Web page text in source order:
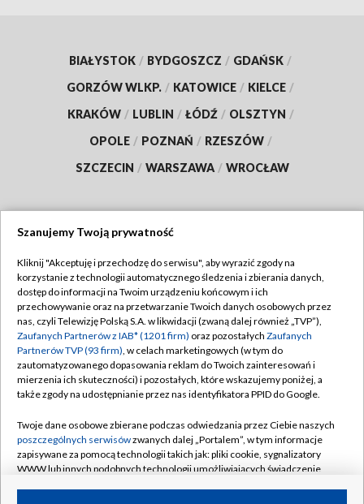
BIAŁYSTOK / BYDGOSZCZ / GDAŃSK /
GORZÓW WLKP. / KATOWICE / KIELCE /
KRAKÓW / LUBLIN / ŁÓDŹ / OLSZTYN /
OPOLE / POZNAŃ / RZESZÓW /
SZCZECIN / WARSZAWA / WROCŁAW
TVP
Abonament TVP
Emisja w TVP
Centrum informacji TVP
Naziemna Telewizja Cyfrowa
Rada Programowa
System NOS
Informacje o nadawcy
Regulamin TVP
Polityka prywatności
Moje zgody
Pomoc
Kontakt
Kanały
Szanujemy Twoją prywatność
Kliknij "Akceptuję i przechodzę do serwisu", aby wyrazić zgody na
korzystanie z technologii automatycznego śledzenia i zbierania danych,
dostęp do informacji na Twoim urządzeniu końcowym i ich
przechowywanie oraz na przetwarzanie Twoich danych osobowych przez
nas, czyli Telewizję Polską S.A. w likwidacji (zwaną dalej również „TVP”),
Zaufanych Partnerów z IAB* (1201 firm) oraz pozostałych Zaufanych
Partnerów TVP (93 firm), w celach marketingowych (w tym do
zautomatyzowanego dopasowania reklam do Twoich zainteresowań i
mierzenia ich skuteczności) i pozostałych, które wskazujemy poniżej, a
także zgody na udostępnianie przez nas identyfikatora PPID do Google.
Twoje dane osobowe zbierane podczas odwiedzania przez Ciebie naszych
poszczególnych serwisówzwanych dalej „Portalem”, w tym informacje
zapisywane za pomocą technologii takich jak: pliki cookie, sygnalizatory
WWW lub innych podobnych technologii umożliwiających świadczenie